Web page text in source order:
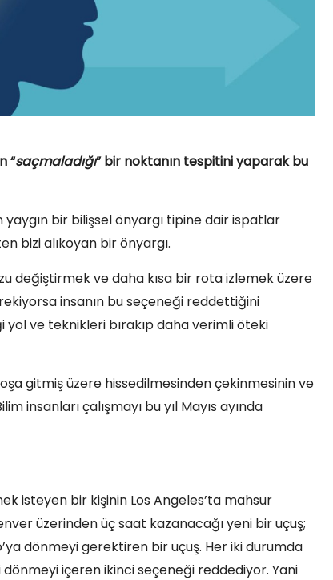
“saçmaladığı” bir noktanın tespitini yaparak bu
yaygın bir bilişsel önyargı tipine dair ispatlar
bizi alıkoyan bir önyargı.
değiştirmek ve daha kısa bir rota izlemek üzere
insanın bu seçeneği reddettiğini
ve teknikleri bırakıp daha verimli öteki
gitmiş üzere hissedilmesinden çekinmesinin ve
insanları çalışmayı bu yıl Mayıs ayında
isteyen bir kişinin Los Angeles’ta mahsur
üzerinden üç saat kazanacağı yeni bir uçuş;
dönmeyi gerektiren bir uçuş. Her iki durumda
içeren ikinci seçeneği reddediyor. Yani